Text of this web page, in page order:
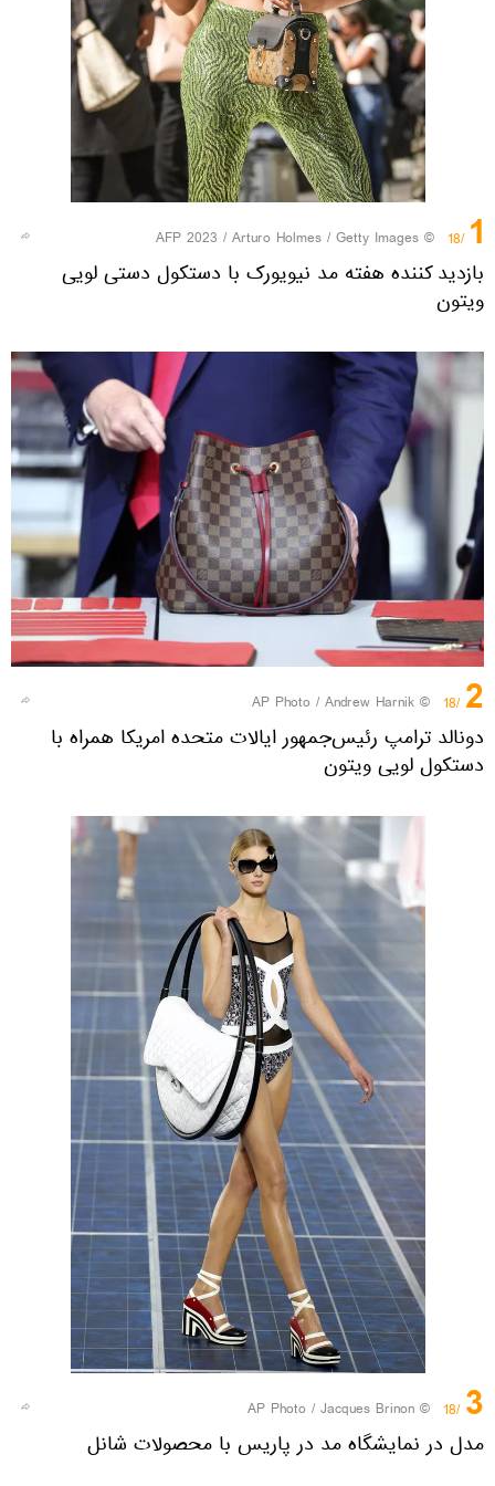
1
/18
© AFP 2023 / Arturo Holmes / Getty Images
بازدید کننده هفته مد نیویورک با دستکول دستی لویی
ویتون
2
/18
© AP Photo / Andrew Harnik
دونالد ترامپ رئیس‌جمهور ایالات متحده امریکا همراه با
دستکول لویی ویتون
3
/18
© AP Photo / Jacques Brinon
مدل در نمایشگاه مد در پاریس با محصولات شانل